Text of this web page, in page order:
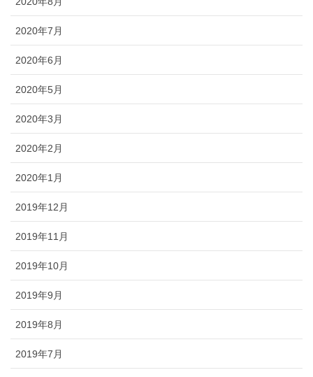
2020年7月
2020年6月
2020年5月
2020年3月
2020年2月
2020年1月
2019年12月
2019年11月
2019年10月
2019年9月
2019年8月
2019年7月